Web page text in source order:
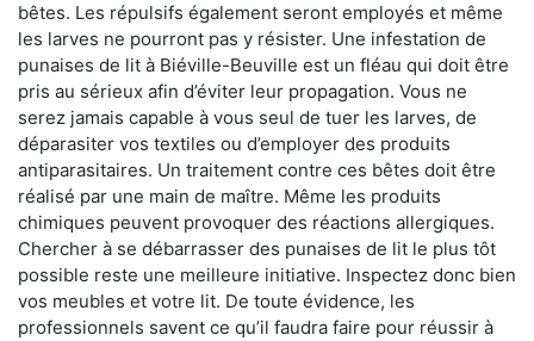
bêtes. Les répulsifs également seront employés et même
les larves ne pourront pas y résister. Une infestation de
punaises de lit à Biéville-Beuville est un fléau qui doit être
pris au sérieux afin d’éviter leur propagation. Vous ne
serez jamais capable à vous seul de tuer les larves, de
déparasiter vos textiles ou d’employer des produits
antiparasitaires. Un traitement contre ces bêtes doit être
réalisé par une main de maître. Même les produits
chimiques peuvent provoquer des réactions allergiques.
Chercher à se débarrasser des punaises de lit le plus tôt
possible reste une meilleure initiative. Inspectez donc bien
vos meubles et votre lit. De toute évidence, les
professionnels savent ce qu’il faudra faire pour réussir à